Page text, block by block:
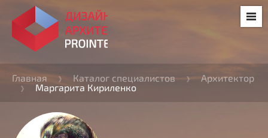
Главная Каталог специалистов
Архитектор
Маргарита Кириленко